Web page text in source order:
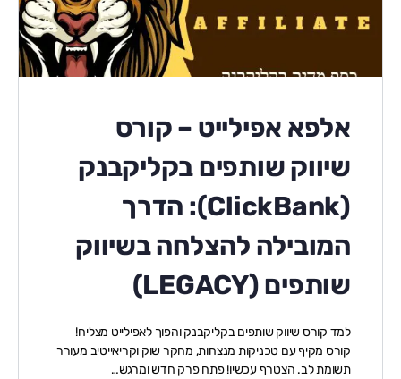
אלפא אפילייט – קורס
שיווק שותפים בקליקבנק
(ClickBank): הדרך
המובילה להצלחה בשיווק
שותפים (LEGACY)
למד קורס שיווק שותפים בקליקבנק והפוך לאפילייט מצליח!
קורס מקיף עם טכניקות מנצחות, מחקר שוק וקריאייטיב מעורר
תשומת לב. הצטרף עכשיו! פתח פרק חדש ומרגש…